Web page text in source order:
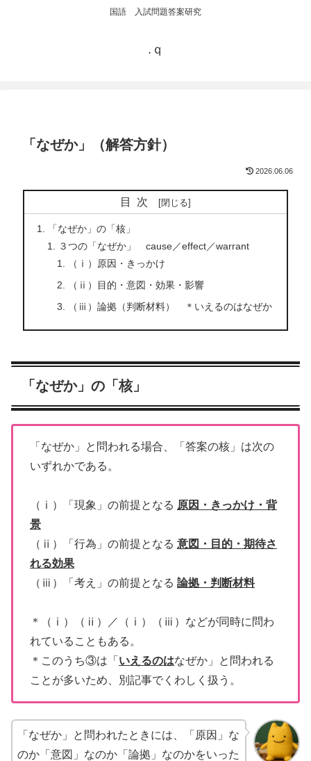
国語 入試問題答案研究
.ｑ
「なぜか」（解答方針）
2026.06.06
目次
「なぜか」の「核」
３つの「なぜか」 cause／effect／warrant
（ⅰ）原因・きっかけ
（ⅱ）目的・意図・効果・影響
（ⅲ）論拠（判断材料） ＊いえるのはなぜか
「なぜか」の「核」
「なぜか」と問われる場合、「答案の核」は次の
いずれかである。
（ⅰ）「現象」の前提となる 原因・きっかけ・背
景
（ⅱ）「行為」の前提となる 意図・目的・期待さ
れる効果
（ⅲ）「考え」の前提となる 論拠・判断材料
＊（ⅰ）（ⅱ）／（ⅰ）（ⅲ）などが同時に問わ
れていることもある。
＊このうち③は「 いえるのはなぜか」と問われる
ことが多いため、別記事でくわしく扱う。
「なぜか」と問われたときには、「原因」な
のか「意図」なのか「論拠」なのかをいった